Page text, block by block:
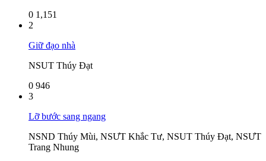
0 1,151
2
Giữ đạo nhà
NSUT Thúy Đạt
0 946
3
Lỡ bước sang ngang
NSND Thúy Mùi, NSƯT Khắc Tư, NSUT Thúy Đạt, NSƯT
Trang Nhung